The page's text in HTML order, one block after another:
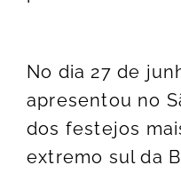
No dia 27 de
apresentou no
dos festejos
extremo sul da